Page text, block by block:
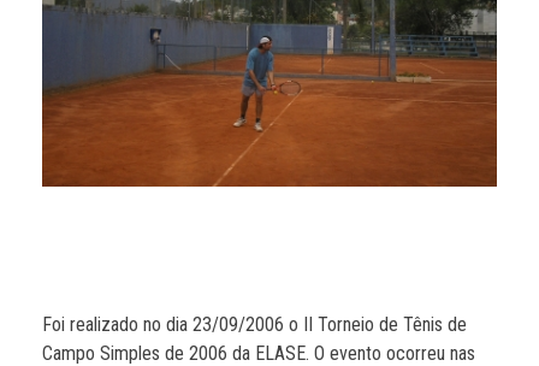
Foi realizado no dia 23/09/2006 o II Torneio de Tênis de
Campo Simples de 2006 da ELASE. O evento ocorreu nas